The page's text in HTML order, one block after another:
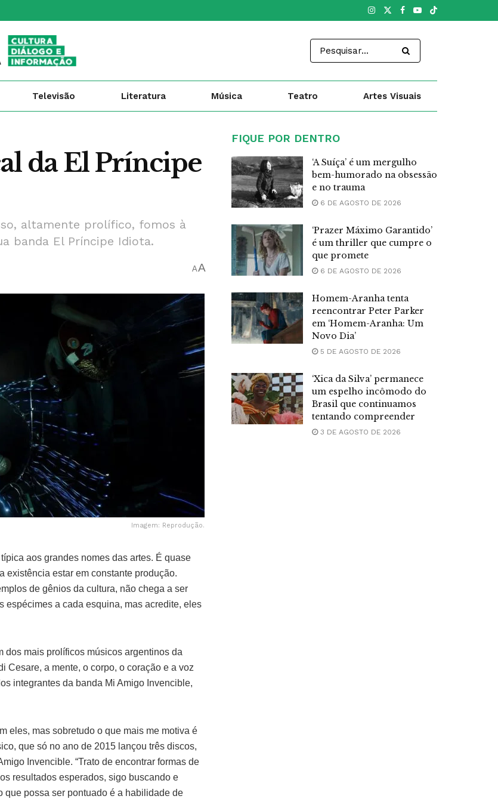
Televisão Literatura Música Teatro Artes Visuais
da El Príncipe
altamente prolífico, fomos à
banda El Príncipe Idiota.
AA
Imagem: Reprodução.
aos grandes nomes das artes. É quase
existência estar em constante produção.
de gênios da cultura, não chega a ser
espécimes a cada esquina, mas acredite, eles
dos mais prolíficos músicos argentinos da
Cesare, a mente, o corpo, o coração e a voz
integrantes da banda Mi Amigo Invencible,
eles, mas sobretudo o que mais me motiva é
que só no ano de 2015 lançou três discos,
Invencible. “Trato de encontrar formas de
resultados esperados, sigo buscando e
que possa ser pontuado é a habilidade de
FIQUE POR DENTRO
‘A Suíça’ é um mergulho
bem-humorado na obsessão
e no trauma
6 DE AGOSTO DE 2026
‘Prazer Máximo Garantido’
é um thriller que cumpre o
que promete
6 DE AGOSTO DE 2026
Homem-Aranha tenta
reencontrar Peter Parker
em ‘Homem-Aranha: Um
Novo Dia’
5 DE AGOSTO DE 2026
‘Xica da Silva’ permanece
um espelho incômodo do
Brasil que continuamos
tentando compreender
3 DE AGOSTO DE 2026